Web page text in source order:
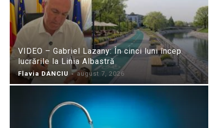
VIDEO – Gabriel Lazany: În cinci luni încep
lucrările la Linia Albastră
Flavia DANCIU - august 7, 2026